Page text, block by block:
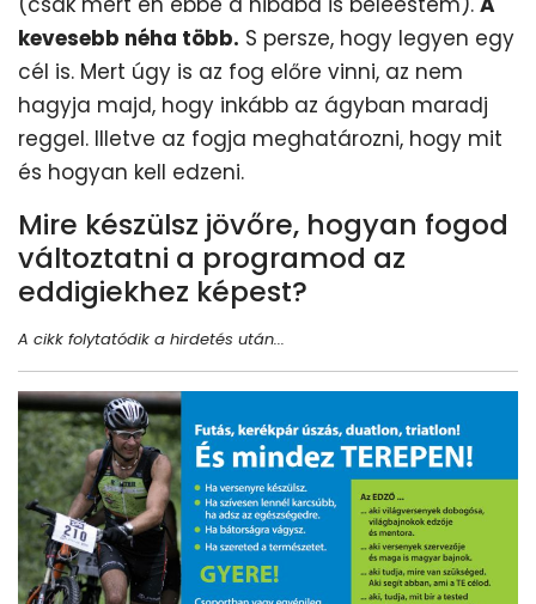
kevesebb néha több. S persze, hogy legyen egy
cél is. Mert úgy is az fog előre vinni, az nem
hagyja majd, hogy inkább az ágyban maradj
reggel. Illetve az fogja meghatározni, hogy mit
és hogyan kell edzeni.
Mire készülsz jövőre, hogyan fogod
változtatni a programod az
eddigiekhez képest?
A cikk folytatódik a hirdetés után...